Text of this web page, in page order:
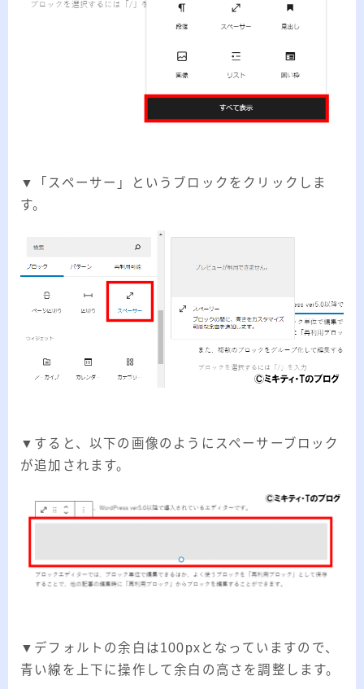
▼「スペーサー」というブロックをクリックしま
す。
▼すると、以下の画像のようにスペーサーブロック
が追加されます。
▼デフォルトの余白は100pxとなっていますので、
青い線を上下に操作して余白の高さを調整します。